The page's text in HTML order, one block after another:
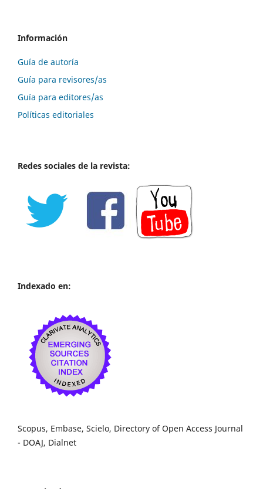
Información
Guía de autoría
Guía para revisores/as
Guía para editores/as
Políticas editoriales
Redes sociales de la revista:
Indexado en:
Scopus, Embase, Scielo, Directory of Open Access Journal
- DOAJ, Dialnet